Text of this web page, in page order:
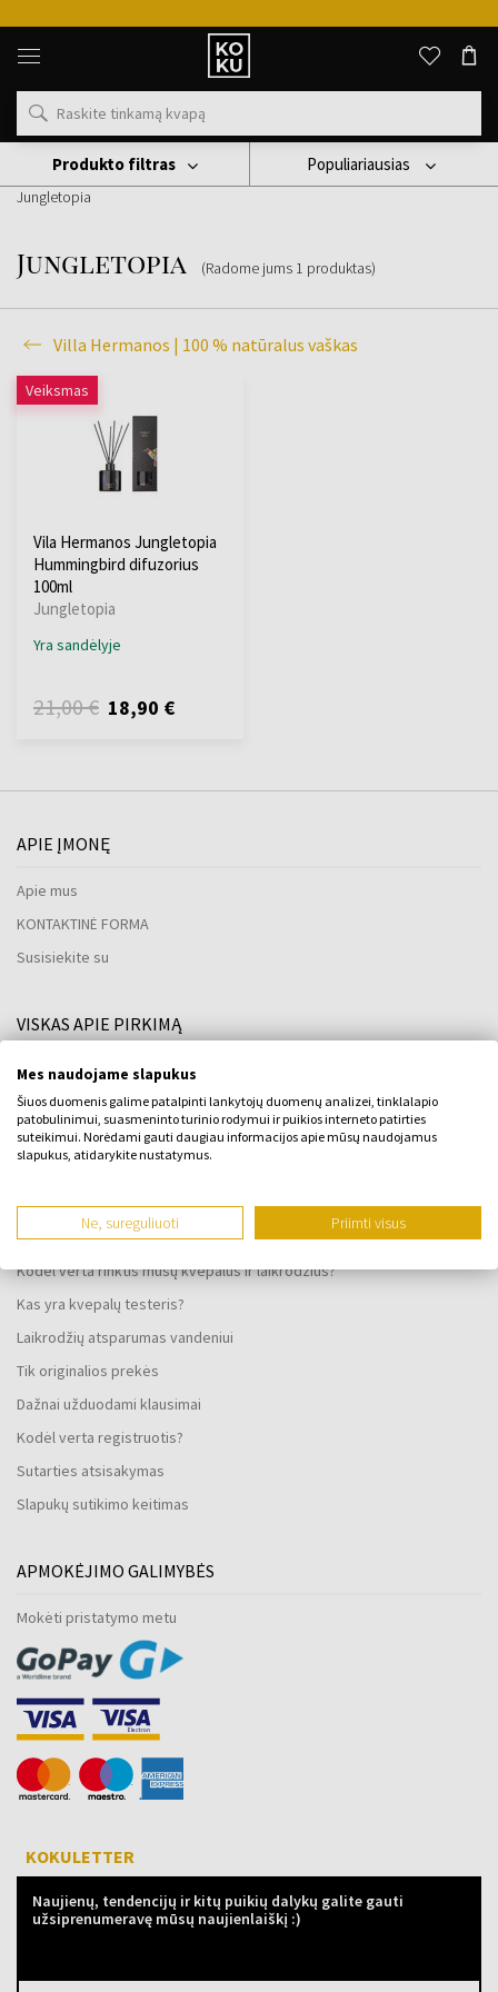
Originalūs
kvepalai
laikrodžiai
vienoje
Žvakės
Villa Hermanos | 100 % Natūralus Vaškas
Jungletopia
Jungletopia (Radome jums 1 produktas)
Populiariausias
Villa Hermanos | 100 % natūralus vaškas
Produkto filtras
Veiksmas
Vila Hermanos Jungletopia
Hummingbird difuzorius
100ml
Jungletopia
Yra sandėlyje
21,00 € 18,90 €
APIE ĮMONĘ
Apie mus
KONTAKTINĖ FORMA
Susisiekite su
VISKAS APIE PIRKIMĄ
Lojalumo programa
Bendrosios sąlygos
Privatumo politika
Pristatymo būdas
Kada gausiu užsakytas prekes?
Kodėl verta rinktis mūsų kvepalus ir laikrodžius?
Kas yra kvepalų testeris?
Laikrodžių atsparumas vandeniui
Tik originalios prekės
Dažnai užduodami klausimai
Kodėl verta registruotis?
Sutarties atsisakymas
Slapukų sutikimo keitimas
APMOKĖJIMO GALIMYBĖS
Mokėti pristatymo metu
KOKULETTER
Naujienų, tendencijų ir kitų puikių dalykų galite gauti
užsiprenumeravę mūsų naujienlaiškį :)
Mes naudojame slapukus
Šiuos duomenis galime patalpinti lankytojų duomenų analizei, tinklalapio
patobulinimui, suasmeninto turinio rodymui ir puikios interneto patirties
suteikimui. Norėdami gauti daugiau informacijos apie mūsų naudojamus
slapukus, atidarykite nustatymus.
Ne, sureguliuoti Priimti visus